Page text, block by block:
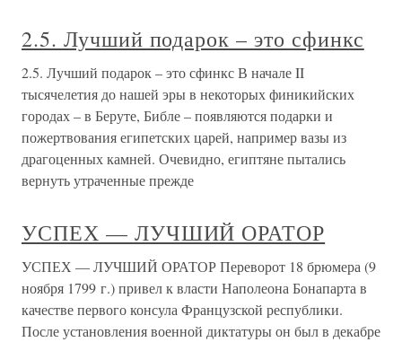
2.5. Лучший подарок – это сфинкс
2.5. Лучший подарок – это сфинкс В начале II
тысячелетия до нашей эры в некоторых финикийских
городах – в Беруте, Библе – появляются подарки и
пожертвования египетских царей, например вазы из
драгоценных камней. Очевидно, египтяне пытались
вернуть утраченные прежде
УСПЕХ — ЛУЧШИЙ ОРАТОР
УСПЕХ — ЛУЧШИЙ ОРАТОР Переворот 18 брюмера (9
ноября 1799 г.) привел к власти Наполеона Бонапарта в
качестве первого консула Французской республики.
После установления военной диктатуры он был в декабре